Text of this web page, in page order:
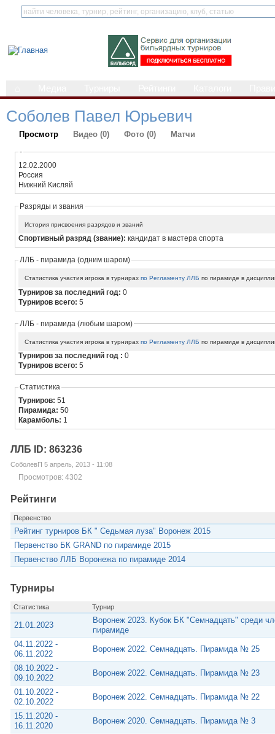
Соболев Павел Юрьевич
Просмотр Видео (0) Фото (0) Матчи
-
12.02.2000
Россия
Нижний Кисляй
Разряды и звания
История присвоения разрядов и званий
Спортивный разряд (звание):кандидат в мастера спорта
ЛЛБ - пирамида (одним шаром)
Статистика участия игрока в турнирахпо Регламенту ЛЛБ по пирамиде в
Турниров за последний год:0
Турниров всего:5
ЛЛБ - пирамида (любым шаром)
Статистика участия игрока в турнирахпо Регламенту ЛЛБ по пирамиде в
Турниров за последний год :0
Турниров всего:5
Статистика
Турниров:51
Пирамида:50
Карамболь: 1
ЛЛБ ID: 863236
СоболевП 5 апрель, 2013 - 11:08
Просмотров: 4302
Рейтинги
Первенство
Рейтинг турниров БК " Седьмая луза" Воронеж 2015
Первенство БК GRAND по пирамиде 2015
Первенство ЛЛБ Воронежа по пирамиде 2014
Турниры
Статистика Турнир
21.01.2023
Воронеж 2023. Кубок БК "Семнадцать" среди
пирамиде
04.11.2022 -
06.11.2022
Воронеж 2022. Семнадцать. Пирамида № 25
08.10.2022 -
09.10.2022
Воронеж 2022. Семнадцать. Пирамида № 23
01.10.2022 -
02.10.2022
Воронеж 2022. Семнадцать. Пирамида № 22
15.11.2020 -
16.11.2020
Воронеж 2020. Семнадцать. Пирамида № 3